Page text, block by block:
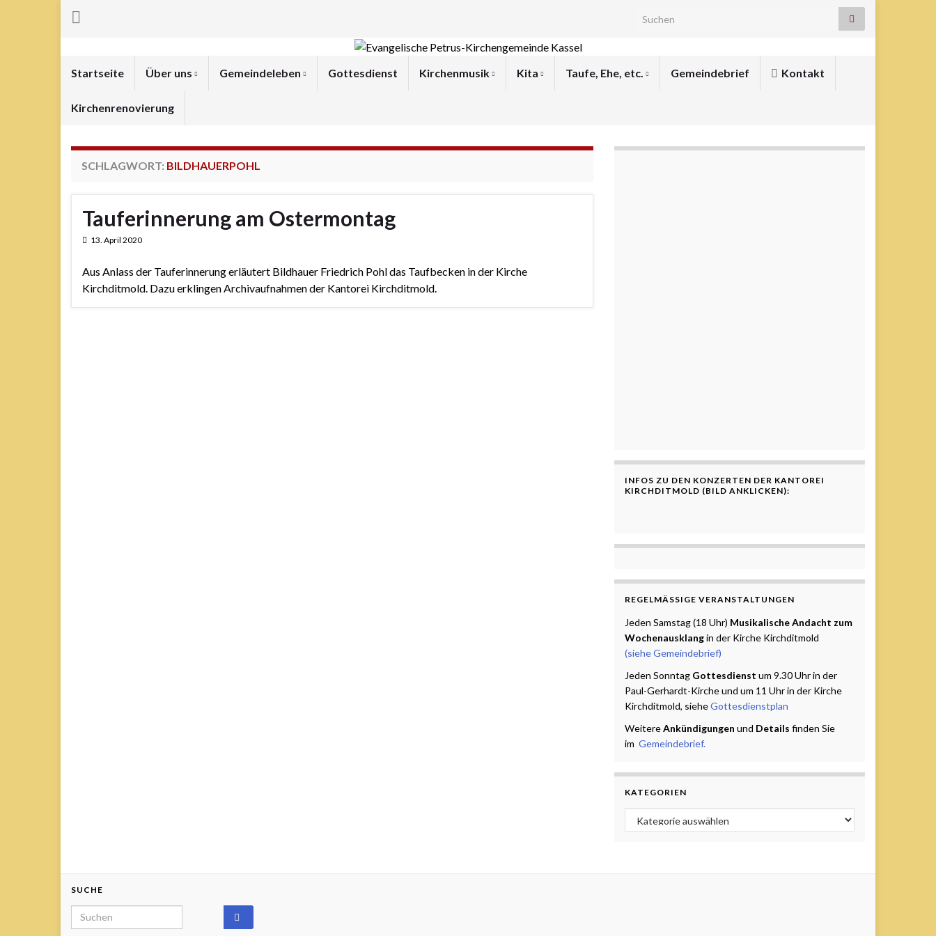
Search for:
Startseite Über uns Gemeindeleben Gottesdienst Kirchenmusik Kita Taufe, Ehe, etc. Gemeindebrief Kontakt
Kirchenrenovierung
SCHLAGWORT: BILDHAUERPOHL
Tauferinnerung am Ostermontag
13. April 2020
Aus Anlass der Tauferinnerung erläutert Bildhauer Friedrich Pohl das Taufbecken in der Kirche
Kirchditmold. Dazu erklingen Archivaufnahmen der Kantorei Kirchditmold.
INFOS ZU DEN KONZERTEN DER KANTOREI
KIRCHDITMOLD (BILD ANKLICKEN):
REGELMÄSSIGE VERANSTALTUNGEN
Jeden Samstag (18 Uhr) Musikalische Andacht zum
Wochenausklangin der Kirche Kirchditmold
(siehe Gemeindebrief)
Jeden Sonntag Gottesdienst um 9.30 Uhr in der
Paul-Gerhardt-Kirche und um 11 Uhr in der Kirche
Kirchditmold, sieheGottesdienstplan
WeitereAnkündigungen und Details finden Sie
im Gemeindebrief.
KATEGORIEN
Kategorien
SUCHE
Search for: